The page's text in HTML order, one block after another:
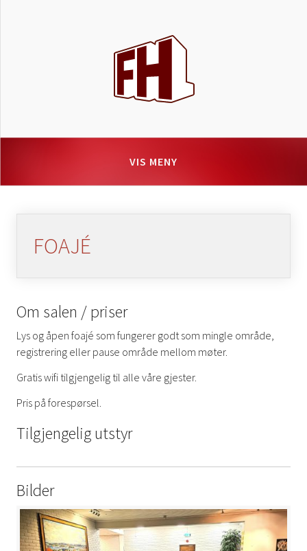
VIS MENY
FOAJÉ
Om salen / priser
Lys og åpen foajé som fungerer godt som mingle område,
registrering eller pause område mellom møter.
Gratis wifi tilgjengelig til alle våre gjester.
Pris på forespørsel.
Tilgjengelig utstyr
Bilder